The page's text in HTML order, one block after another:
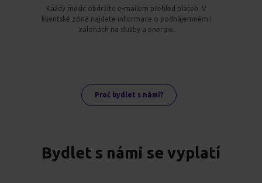
Každý měsíc obdržíte e-mailem přehled plateb. V
klientské zóně najdete informace o podnájemném i
zálohách na služby a energie.
Proč bydlet s námi?
Bydlet s námi se vyplatí